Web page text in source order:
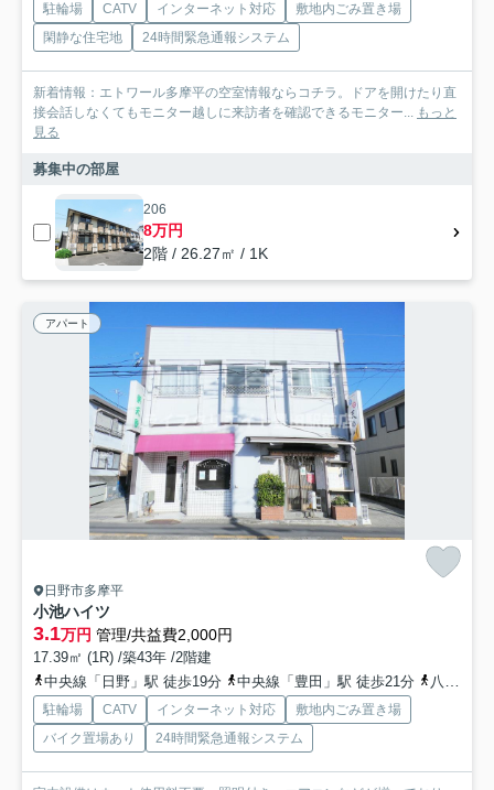
駐輪場 CATV インターネット対応
敷地内ごみ置き場
閑静な住宅地
24時間緊急通報システム
新着情報：エトワール多摩平の空室情報ならコチラ。ドアを開けたり直
接会話しなくてもモニター越しに来訪者を確認できるモニター... もっと
見る
募集中の部屋
206
8万円
2階 / 26.27㎡ / 1K
アパート
日野市多摩平
小池ハイツ
3.1万円 管理/共益費2,000円
17.39㎡ (1R) /築43年 /2階建
中央線「日野」駅 徒歩19分
中央線「豊田」駅 徒歩21分 八高線「北八王子」駅 徒歩28分
駐輪場 CATV インターネット対応
敷地内ごみ置き場
バイク置場あり
24時間緊急通報システム